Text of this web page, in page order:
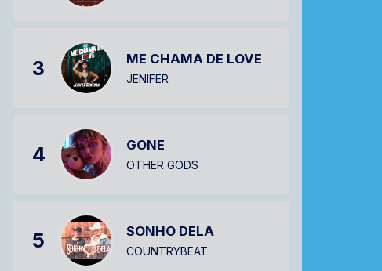
3 ME CHAMA DE LOVE
JENIFER
4 GONE
OTHER GODS
5 SONHO DELA
COUNTRYBEAT